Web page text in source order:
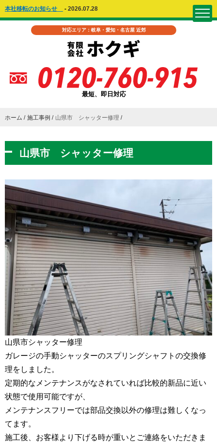
本社移転のお知らせ - 2026.07.28
対応エリア：岐阜・愛知・名古屋 近郊
最短、即日対応
ホーム 施工事例 山県市 シャッター修理
山県市 シャッター修理
山県市シャッター修理
ガレージの手動シャッターのスプリングシャフトの交換修
理をしました。
定期的なメンテナンスがなされていれば比較的新品に近い
状態で使用可能ですが、
メンテナンスフリーでは部品交換以外の修理は難しくなっ
てます。
施工後、お客様より下げる時が重いとご連絡をいただきま